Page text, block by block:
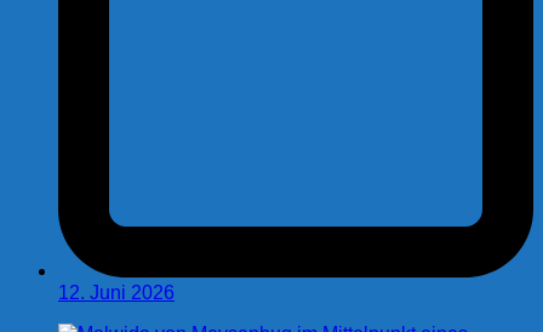
12. Juni 2026